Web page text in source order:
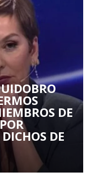
DE
DE